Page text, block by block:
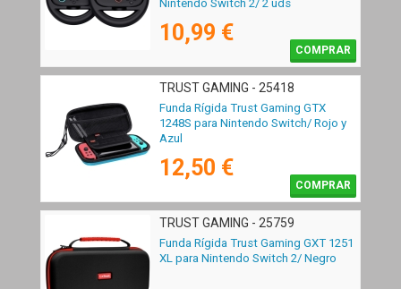
Nintendo Switch 2/ 2 uds
10,99 €
COMPRAR
TRUST GAMING - 25418
Funda Rígida Trust Gaming GTX
1248S para Nintendo Switch/ Rojo y
Azul
12,50 €
COMPRAR
TRUST GAMING - 25759
Funda Rígida Trust Gaming GXT 1251
XL para Nintendo Switch 2/ Negro